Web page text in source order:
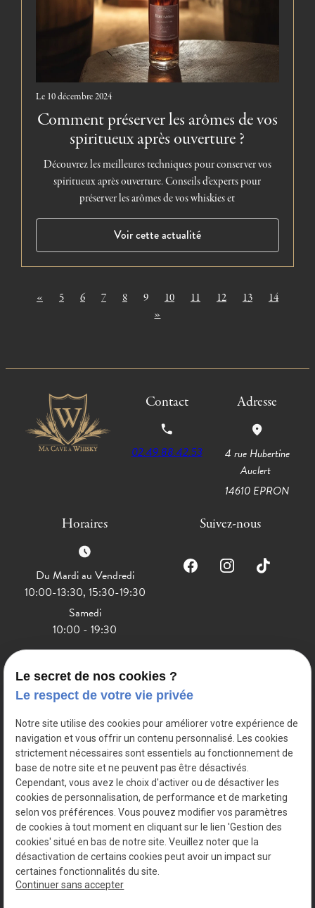
Le 10 décembre 2024
Comment préserver les arômes de vos
spiritueux après ouverture ?
Découvrez les meilleures techniques pour conserver vos
spiritueux après ouverture. Conseils d'experts pour
préserver les arômes de vos whiskies et
Voir cette actualité
« 5 6 7 8 9 10 11 12 13
14
»
Contact
02.49.88.42.53
Adresse
4 rue Hubertine
Auclert
14610 EPRON
Horaires
Du Mardi au Vendredi
10:00-13:30, 15:30-19:30
Samedi
10:00 - 19:30
Suivez-nous
Livraison
Les professionnels
Visite et dégustation
Salle de réception
A offrir
Mentions
légales
Politique de
confidentialité
Gestion des
Plan du site
Le secret de nos cookies ?
Le respect de votre vie privée
Notre site utilise des cookies pour améliorer votre expérience de
navigation et vous offrir un contenu personnalisé. Les cookies
strictement nécessaires sont essentiels au fonctionnement de
base de notre site et ne peuvent pas être désactivés.
Cependant, vous avez le choix d'activer ou de désactiver les
cookies de personnalisation, de performance et de marketing
selon vos préférences. Vous pouvez modifier vos paramètres
de cookies à tout moment en cliquant sur le lien 'Gestion des
cookies' situé en bas de notre site. Veuillez noter que la
désactivation de certains cookies peut avoir un impact sur
certaines fonctionnalités du site.
Continuer sans accepter